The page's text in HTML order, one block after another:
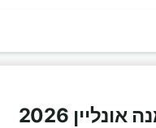
2026